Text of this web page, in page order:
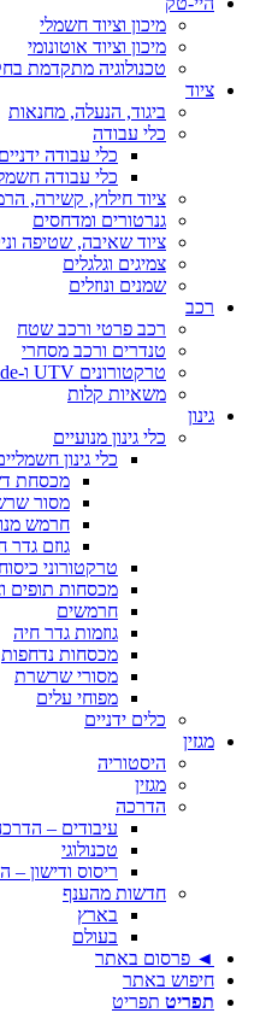
מיכון וציוד חשמלי
מיכון וציוד אוטונומי
טכנולוגיה מתקדמת
ציוד
ביגוד, הנעלה, מחנאות
כלי עבודה
כלי עבודה ידניים
כלי עבודה
ציוד חילוץ, קשירה,
גנרטורים ומדחסים
ציוד שאיבה, שטיפה
צמיגים וגלגלים
שמנים ונוזלים
רכב
רכב פרטי ורכב שטח
טנדרים ורכב מסחרי
טרקטורונים UTV ו-Side by Side
משאיות קלות
גינון
כלי גינון מנועיים
כלי גינון
מכסחת
מסור
חרמש
גוזם גדר
טרקטורוני כיסוח
מכסחות תופים
חרמשים
גוזמות גדר חיה
מכסחות נדחפות
מסורי שרשרת
מפוחי עלים
כלים ידניים
מגזין
היסטוריה
מגזין
הדרכה
עיבודים –
טכנולוגי
ריסוס ודישון –
חדשות מהענף
בארץ
בעולם
◄ פרסום באתר
חיפוש באתר
תפריט תפריט